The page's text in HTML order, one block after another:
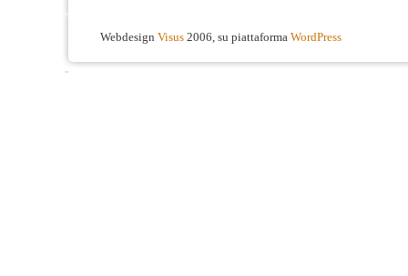
Webdesign Visus 2006, su piattaforma WordPress